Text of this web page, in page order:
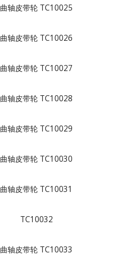
曲轴皮带轮 TC10025
曲轴皮带轮 TC10026
曲轴皮带轮 TC10027
曲轴皮带轮 TC10028
曲轴皮带轮 TC10029
曲轴皮带轮 TC10030
曲轴皮带轮 TC10031
TC10032
曲轴皮带轮 TC10033